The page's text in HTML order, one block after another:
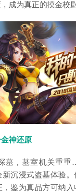
成为真正的摸金校
神还原
墓，墓室机关重
沉浸式盗墓体验
鉴为真品方可纳